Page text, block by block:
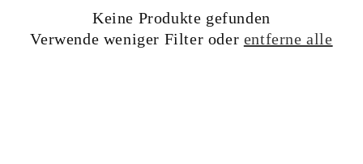
Keine Produkte gefunden
Verwende weniger Filter oder entferne alle